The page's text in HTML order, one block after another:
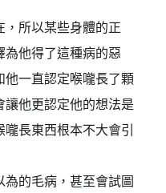
，所以某些身體的正
為他得了這種病的惡
他一直認定喉嚨長了顆
讓他更認定他的想法是
長東西根本不大會引
的毛病，甚至會試圖